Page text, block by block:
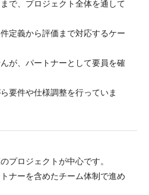
で、プロジェクト全体を通して
定義から評価まで対応するケー
が、パートナーとして要員を確
要件や仕様調整を行っていま
プロジェクトが中心です。
ナーを含めたチーム体制で進め